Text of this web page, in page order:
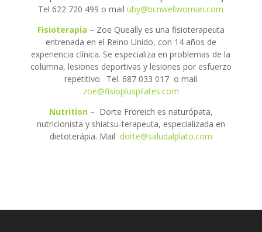
Tel 622 720 499 o mailuby@bcnwellwoman.com
Fisioterapia – Zoe Queally es una fisioterapeuta
entrenada en el Reino Unido, con 14 años de
experiencia clínica. Se especializa en problemas de la
columna, lesiones deportivas y lesiones por esfuerzo
repetitivo. Tel. 687 033 017 o mail
zoe@fisiopluspilates.com
Nutrition – Dorte Froreich es naturópata,
nutricionista y shiatsu-terapeuta, especializada en
dietoterápia. Mail dorte@saludalplato.com